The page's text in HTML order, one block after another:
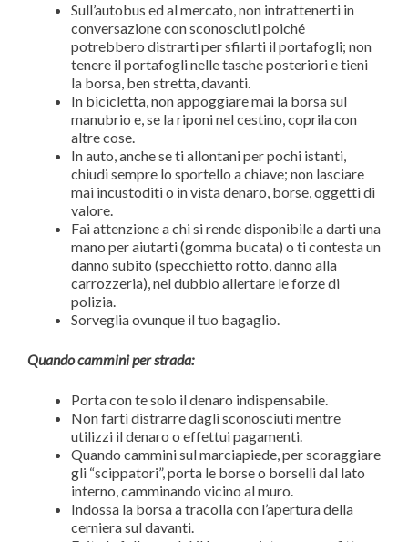
Sull’autobus ed al mercato, non intrattenerti in
conversazione con sconosciuti poiché
potrebbero distrarti per sfilarti il portafogli; non
tenere il portafogli nelle tasche posteriori e tieni
la borsa, ben stretta, davanti.
In bicicletta, non appoggiare mai la borsa sul
manubrio e, se la riponi nel cestino, coprila con
altre cose.
In auto, anche se ti allontani per pochi istanti,
chiudi sempre lo sportello a chiave; non lasciare
mai incustoditi o in vista denaro, borse, oggetti di
valore.
Fai attenzione a chi si rende disponibile a darti una
mano per aiutarti (gomma bucata) o ti contesta un
danno subito (specchietto rotto, danno alla
carrozzeria), nel dubbio allertare le forze di
polizia.
Sorveglia ovunque il tuo bagaglio.
Quando cammini per strada:
Porta con te solo il denaro indispensabile.
Non farti distrarre dagli sconosciuti mentre
utilizzi il denaro o effettui pagamenti.
Quando cammini sul marciapiede, per scoraggiare
gli “scippatori”, porta le borse o borselli dal lato
interno, camminando vicino al muro.
Indossa la borsa a tracolla con l’apertura della
cerniera sul davanti.